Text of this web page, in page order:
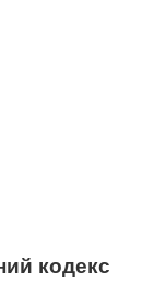
кодекс